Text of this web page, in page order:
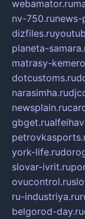
webamator.ru
nv-750.runews-
dizfiles.ru
planeta-
matrasy-
dotcustoms.ru
narasimha.ru
newsplain.ru
gbget.ru
york-life.ru
slovar-ivrit.ru
ovucontrol.ru
ru-industriya.ru
belgorod-day.ru